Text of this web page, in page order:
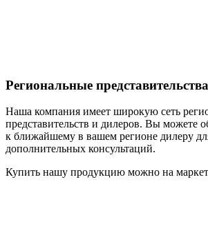
Региональные представительства
Наша компания имеет широкую сеть
представительств и дилеров. Вы можете
к ближайшему в вашем регионе дилеру
дополнительных консультаций.
Купить нашу продукцию можно на